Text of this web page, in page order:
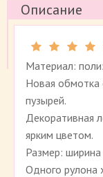
Описание
Материал:
Новая обмотка
пузырей.
Декоративная
ярким цветом.
Размер:
Одного рулона